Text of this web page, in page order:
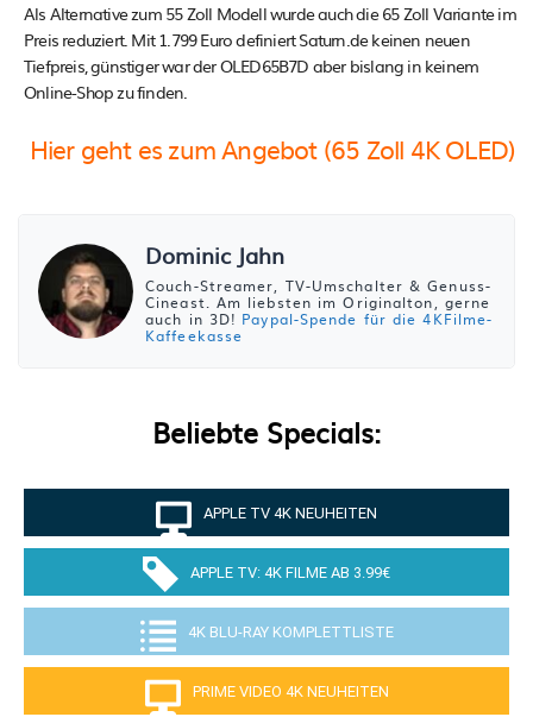
Als Alternative zum 55 Zoll Modell wurde auch die 65 Zoll Variante im
Preis reduziert. Mit 1.799 Euro definiert Saturn.de keinen neuen
Tiefpreis, günstiger war der OLED65B7D aber bislang in keinem
Online-Shop zu finden.
Hier geht es zum Angebot (65 Zoll 4K OLED)
Dominic Jahn
Couch-Streamer, TV-Umschalter & Genuss-
Cineast. Am liebsten im Originalton, gerne
auch in 3D! Paypal-Spende für die 4KFilme-
Kaffeekasse
Beliebte Specials:
APPLE TV 4K NEUHEITEN
APPLE TV: 4K FILME AB 3.99€
4K BLU-RAY KOMPLETTLISTE
PRIME VIDEO 4K NEUHEITEN